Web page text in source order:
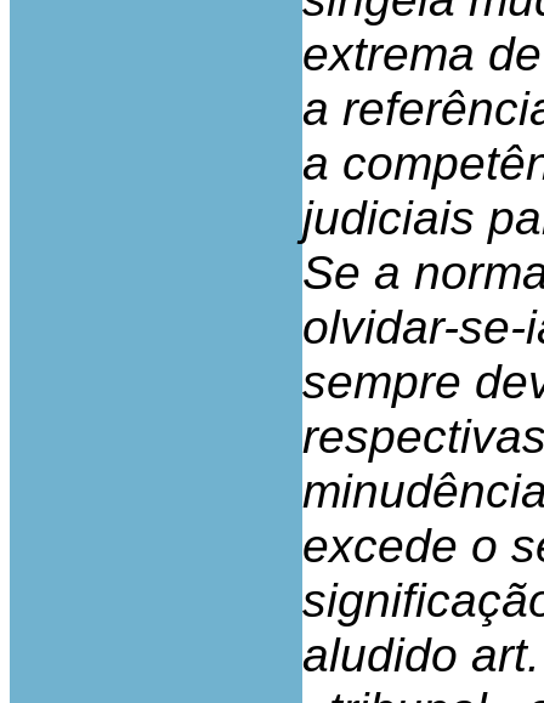
extrema
a
a
judiciais
Se a
olvidar-se-
sempre
excede o
aludido